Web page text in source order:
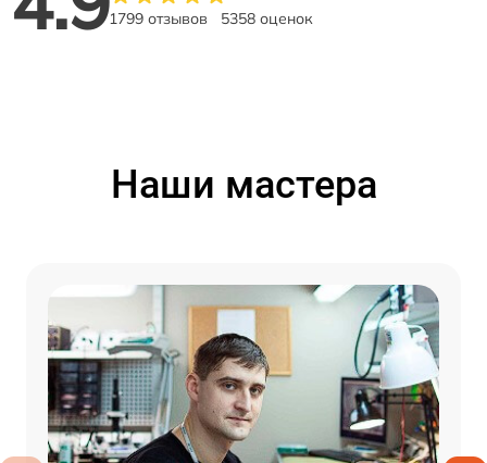
1799 отзывов 5358 оценок
Наши мастера